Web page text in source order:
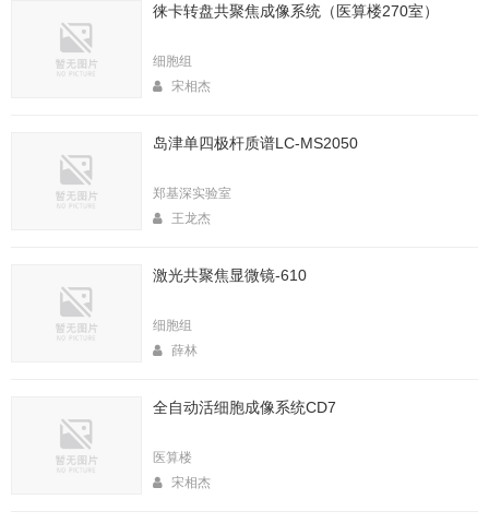
医算楼（西区田径场新楼）二楼（206室）新到一台落地式超离和一台高速冷冻离心机
2025年4月春季大型仪器培训安排
生命中心2025寒假值班表
2026年春季大型仪器培训安排
生命科学实验中心2026年寒假值班表
徕卡转盘共聚焦成像系统（医算楼270室）
细胞组
宋相杰
岛津单四极杆质谱LC-MS2050
郑基深实验室
王龙杰
激光共聚焦显微镜-610
细胞组
薛林
全自动活细胞成像系统CD7
医算楼
宋相杰